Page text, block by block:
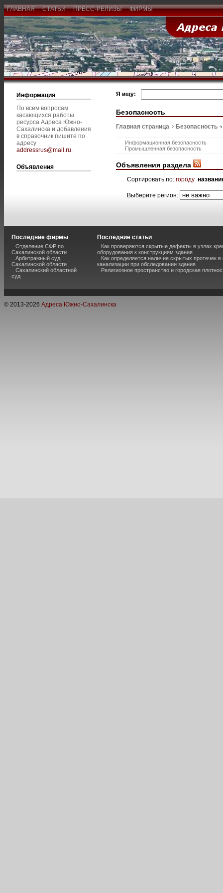
ГЛАВНАЯ СТАТЬИ ПРЕСС-РЕЛИЗЫ ФИРМЫ
Информация
По всем вопросам
касающихся работы
ресурса Адреса Южно-
Сахалинска и добавления
в справочник пишите по
адресу
addressrus@mail.ru.
Объявления
Я ищу:
Безопасность
Главная страница Безопасность
Информационная безопасность
Промышленная безопасность
Объявления раздела
Сортировать по: городу
Выберите регион:
Последние фирмы
Отделение СФР по
Сахалинской области
Арбитражный суд
Сахалинской области
Сахалинский областной
суд
Последние статьи
Как проверяются скрытые дефекты в узлах
оборудования к конструкциям здания
Как определяется наличие скрытых протечек
канализации при обследовании здания
Религиозное пространство и городская
© 2013-2026 Адреса Южно-Сахалинска